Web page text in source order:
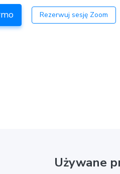
Rezerwuj sesję Zoom
Używane